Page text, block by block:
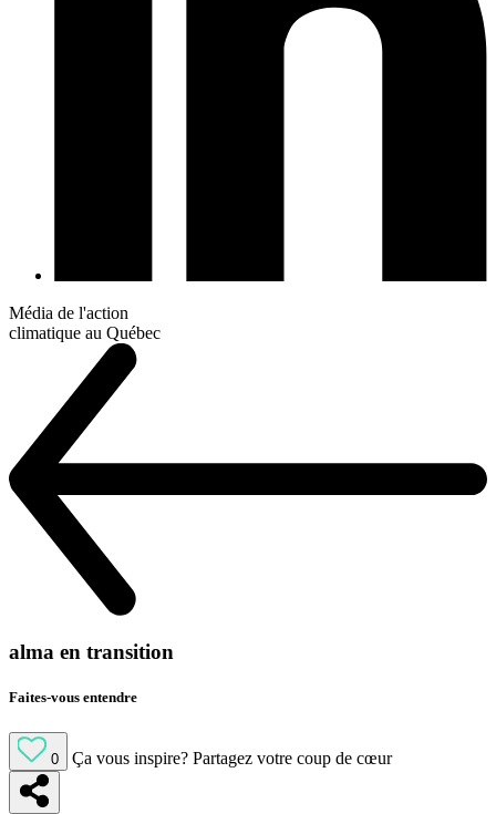
Média de l'action
climatique au Québec
alma en transition
Faites-vous entendre
0 Ça vous inspire? Partagez votre coup de cœur